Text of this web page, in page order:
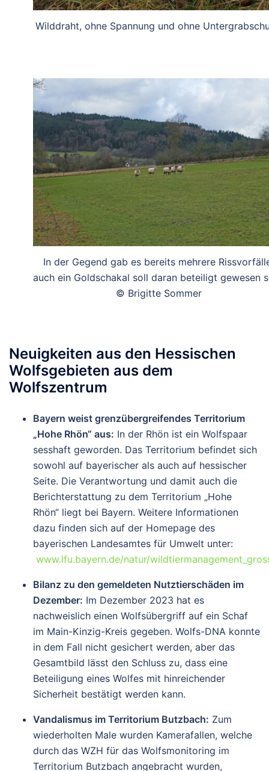
Wilddraht, ohne Spannung und ohne
In der Gegend gab es bereits mehrere
auch ein Goldschakal soll daran beteiligt gewesen
© Brigitte Sommer
Neuigkeiten aus den Hessischen
Wolfsgebieten aus dem
Wolfszentrum
Bayern weist grenzübergreifendes Territorium
„Hohe Rhön“ aus: In der Rhön ist ein Wolfspaar
sesshaft geworden. Das Territorium befindet sich
sowohl auf bayerischer als auch auf hessischer
Seite. Die Verantwortung und damit auch die
Berichterstattung zu dem Territorium „Hohe
Rhön“ liegt bei Bayern. Weitere Informationen
dazu finden sich auf der Homepage des
bayerischen Landesamtes für Umwelt unter:
www.lfu.bayern.de/natur/
Bilanz zu den gemeldeten Nutztierschäden im
Dezember: Im Dezember 2023 hat es
nachweislich einen Wolfsübergriff auf ein Schaf
im Main-Kinzig-Kreis gegeben. Wolfs-DNA konnte
in dem Fall nicht gesichert werden, aber das
Gesamtbild lässt den Schluss zu, dass eine
Beteiligung eines Wolfes mit hinreichender
Sicherheit bestätigt werden kann.
Vandalismus im Territorium Butzbach: Zum
wiederholten Male wurden Kamerafallen, welche
durch das WZH für das Wolfsmonitoring im
Territorium Butzbach angebracht wurden,